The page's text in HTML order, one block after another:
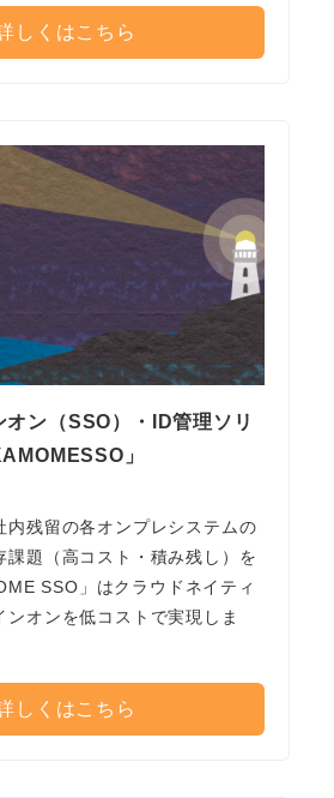
しくはこちら
オン（SSO）・ID管理ソリ
」
内残留の各オンプレシステムの
課題（高コスト・積み残し）を
SSO」はクラウドネイティ
ンオンを低コストで実現しま
しくはこちら